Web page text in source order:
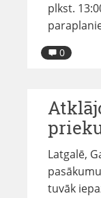
plkst.
0
Latgalē,
tuvāk